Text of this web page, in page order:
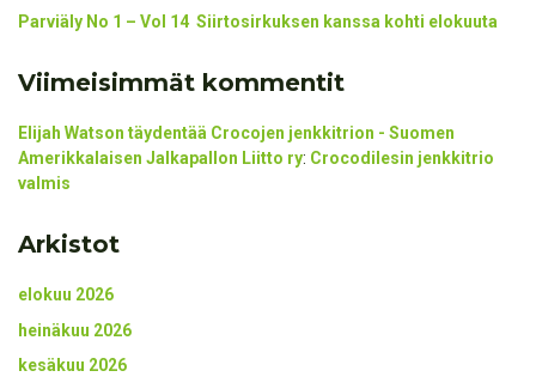
Parviäly No 1 – Vol 14 Siirtosirkuksen kanssa kohti elokuuta
Viimeisimmät kommentit
Elijah Watson täydentää Crocojen jenkkitrion - Suomen
Amerikkalaisen Jalkapallon Liitto ry: Crocodilesin jenkkitrio
valmis
Arkistot
elokuu 2026
heinäkuu 2026
kesäkuu 2026